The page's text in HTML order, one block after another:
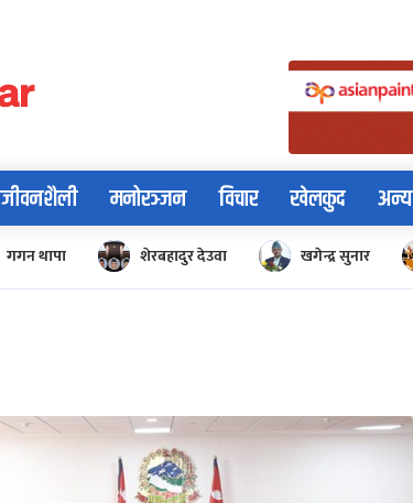
जीवनशैली मनोरञ्जन विचार खेलकुद अन्य
गगन थापा शेरबहादुर देउवा खगेन्द्र सुनार